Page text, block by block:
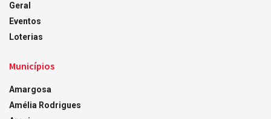
Geral
Eventos
Loterias
Municípios
Amargosa
Amélia Rodrigues